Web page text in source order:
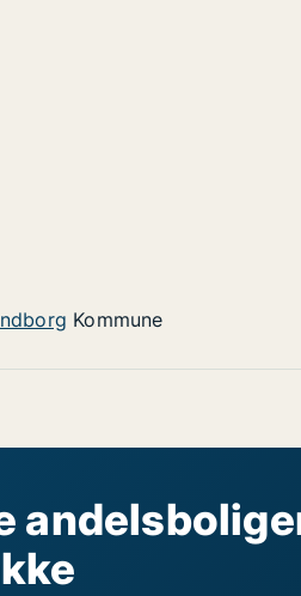
Kommune